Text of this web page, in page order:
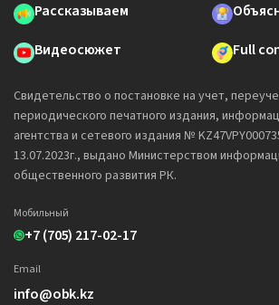
Рассказываем
Видеосюжет
Full
Свидетельство о постановке на учет,
периодического печатного издания,
агентства и сетевого издания №
13.07.2023г., выдано Министерством
общественного развития РК.
Мобильный
+7 (705) 217-02-17
Email
info@obk.kz